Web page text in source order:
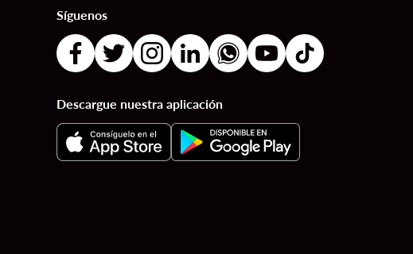
Síguenos
Descargue nuestra aplicación